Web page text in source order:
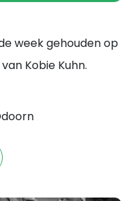
week gehouden op
Kobie Kuhn.